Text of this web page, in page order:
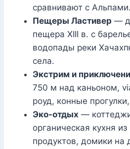
сравнивают с Альпами.
Пещеры Ластивер —
пещера XIII в. с
водопады реки
села.
Экстрим и
750 м над каньоном,
роуд, конные
Эко-отдых —
органическая кухня
продуктов, домики на